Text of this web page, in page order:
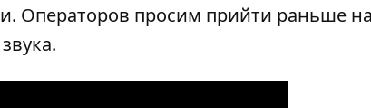
Операторов просим прийти раньше